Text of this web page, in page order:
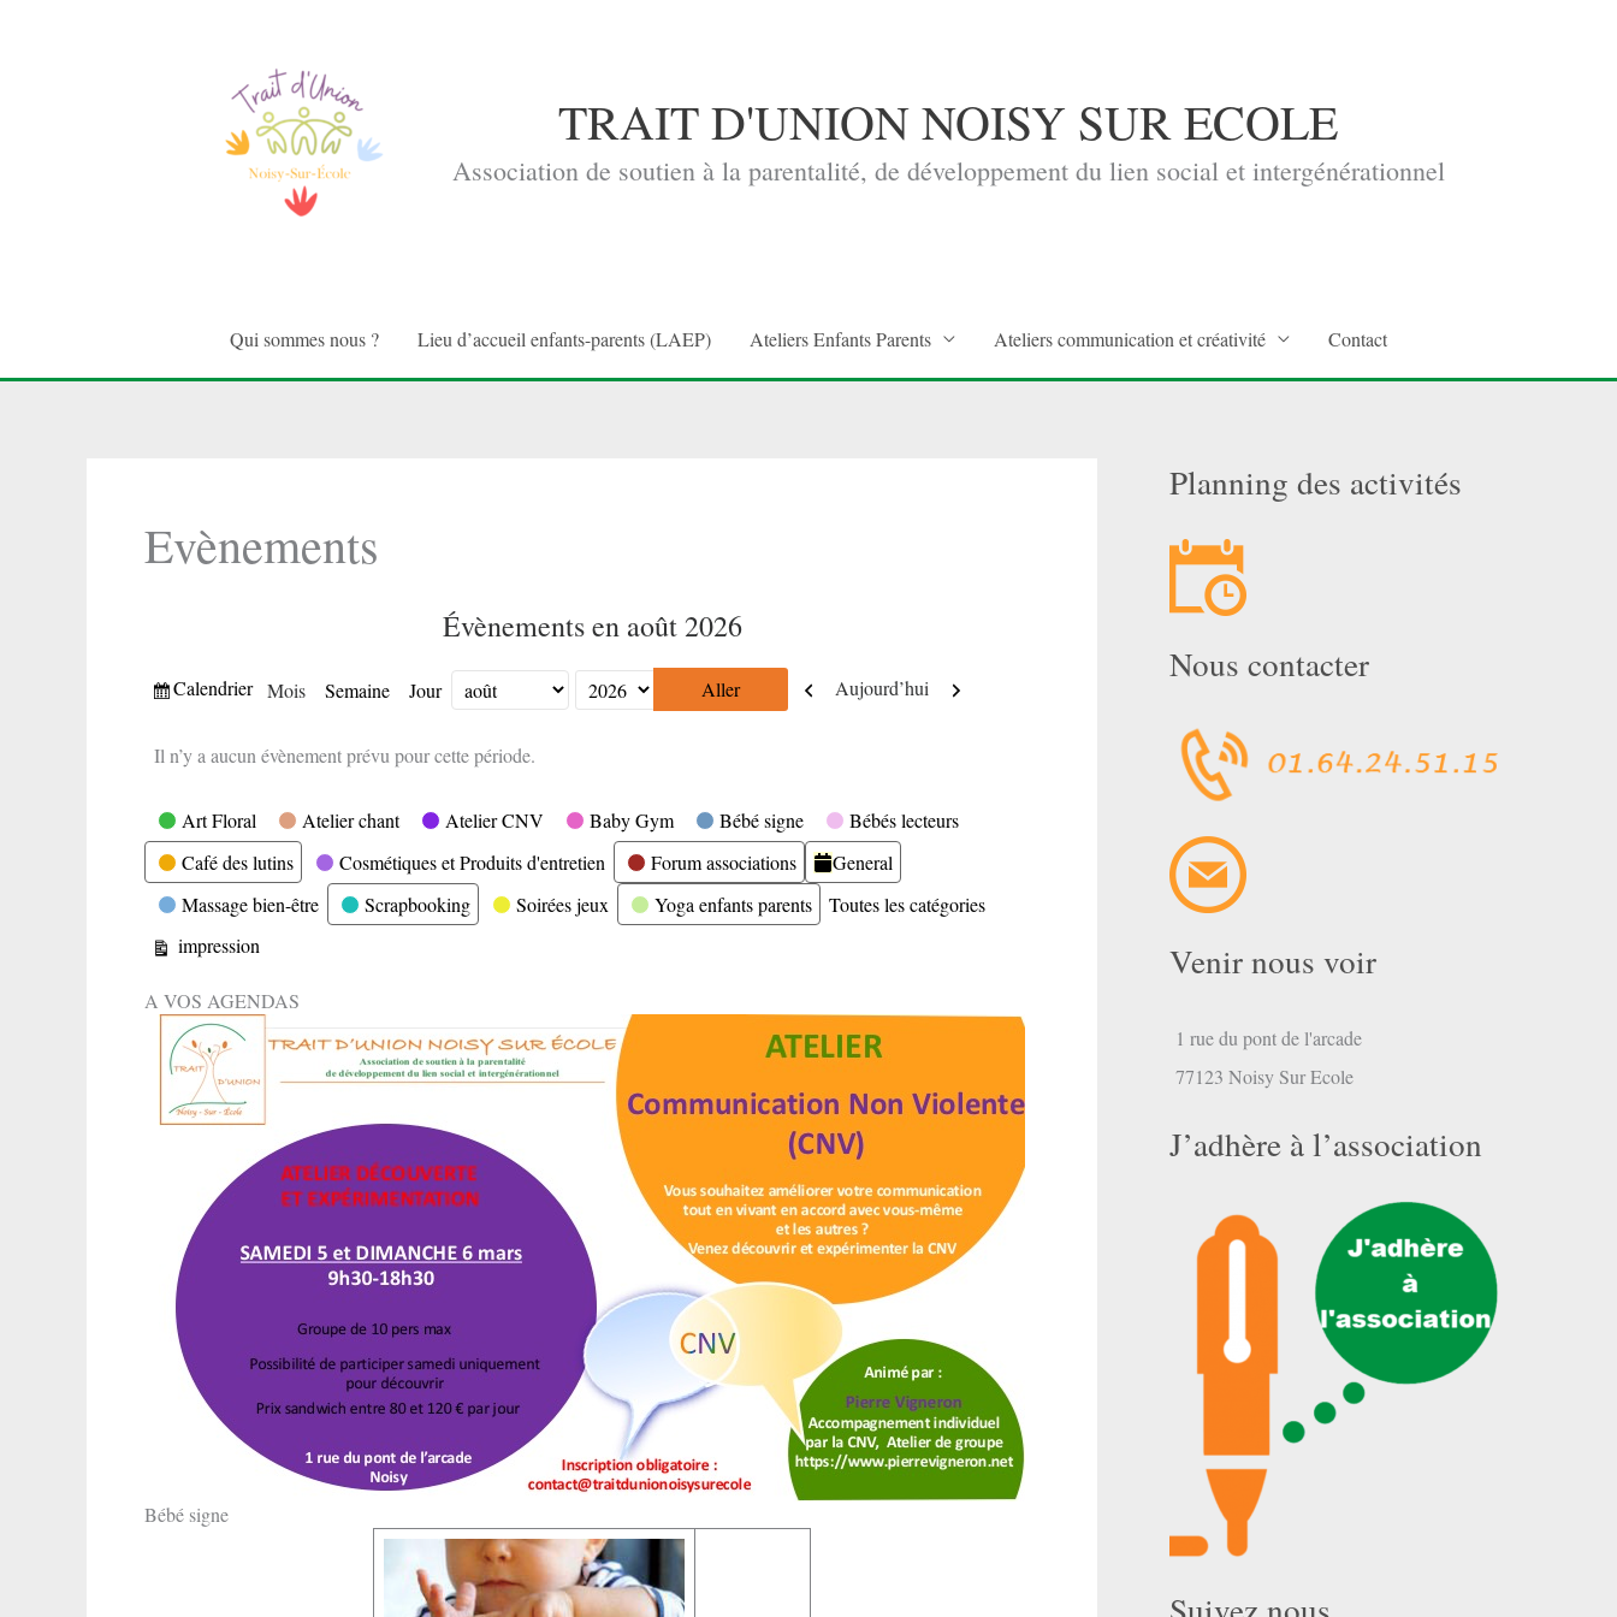
TRAIT D'UNION NOISY SUR ECOLE
Association de soutien à la parentalité, de développement du lien social et intergénérationnel
Qui sommes nous ? Lieu d’accueil enfants-parents (LAEP) Ateliers Enfants Parents Ateliers communication et créativité Contact
Evènements
Évènements en août 2026
Vue
Calendrier Mois Semaine Jour
Mois
Année
Précédent
Aujourd’hui Suivant
Il n’y a aucun évènement prévu pour cette période.
Catégories
Art Floral Atelier chant Atelier CNV Baby Gym Bébé signe
Bébés lecteurs
Café des lutins
Cosmétiques et Produits d'entretien Forum associations
General
Massage bien-être
Scrapbooking Soirées jeux Yoga enfants parents
Toutes les catégories
Vue
impression
A VOS AGENDAS
Bébé signe
Planning des activités
Nous contacter
Venir nous voir
1 rue du pont de l'arcade
77123 Noisy Sur Ecole
J’adhère à l’association